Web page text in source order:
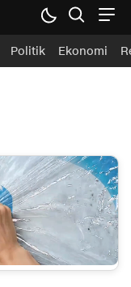
Politik Ekonomi